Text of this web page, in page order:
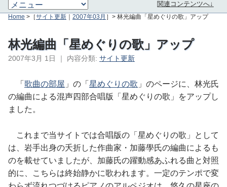
関連コンテンツへ↓
Home >［サイト更新 ｜ 2007年03月 ］> 林光編曲「星めぐりの歌」アップ
林光編曲「星めぐりの歌」アップ
2007年3月 1日 ｜ 内容分類: サイト更新
「 歌曲の部屋 」の「 星めぐりの歌 」のページに、林光氏
の編曲による混声四部合唱版「星めぐりの歌」をアップし
ました。
これまで当サイトでは合唱版の「星めぐりの歌」として
は、岩手出身の夭折した作曲家・加藤學氏の編曲によるも
のを載せていましたが、加藤氏の躍動感あふれる曲と対照
的に、こちらは終始静かに歌われます。一定のテンポで変